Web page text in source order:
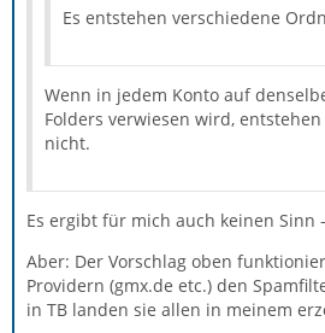
Es entstehen verschiedene
Wenn in jedem Konto auf
Folders verwiesen wird,
nicht.
Es ergibt für mich auch keinen Sinn
Aber: Der Vorschlag oben
Providern (gmx.de etc.) den
in TB landen sie allen in meinem